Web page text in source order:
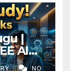
|
AI
NO